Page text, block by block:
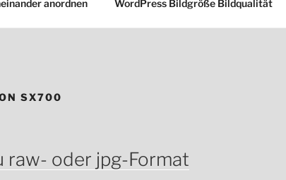
anordnen WordPress Bildgröße Bildqualität
SX700
raw- oder jpg-Format